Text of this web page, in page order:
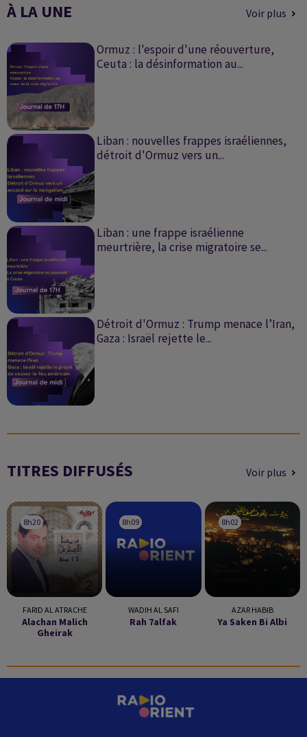
À LA UNE Voir plus
Ormuz : l'espoir d'une réouverture,
Ceuta : la désinformation au...
Liban : nouvelles frappes israéliennes,
détroit d'Ormuz vers un...
Liban : une frappe israélienne
meurtrière, la crise migratoire se...
Détroit d'Ormuz : Trump menace l’Iran,
Gaza : Israël rejette le...
TITRES DIFFUSÉS Voir plus
8h20
8h20
FARID AL ATRACHE
Alachan Malich
Gheirak
8h09
8h09
WADIH AL SAFI
Rah 7alfak
8h02
8h02
AZAR HABIB
Ya Saken Bi Albi